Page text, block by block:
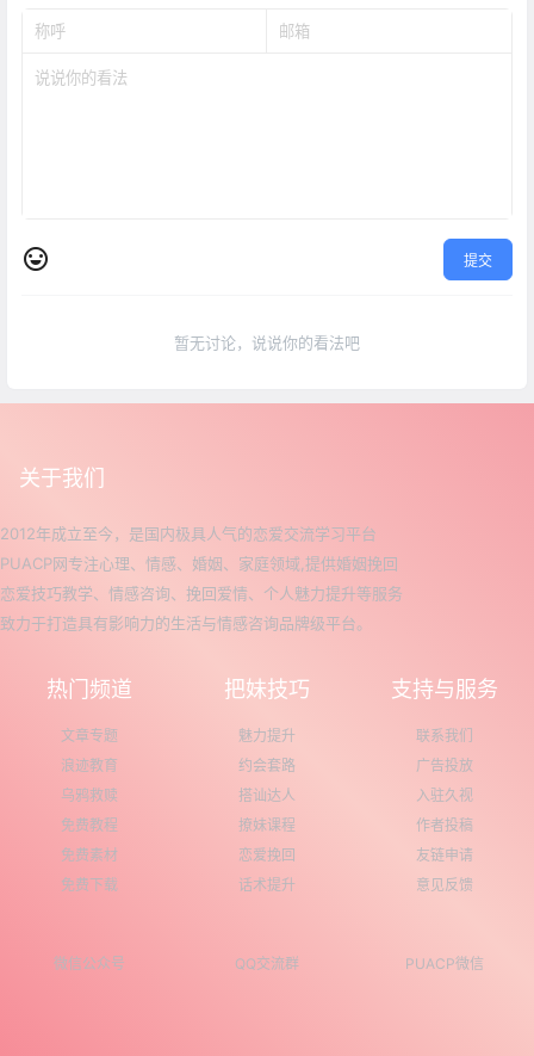
提交
暂无讨论，说说你的看法吧
关于我们
2012年成立至今，是国内极具人气的恋爱交流学习平台
PUACP网专注心理、情感、婚姻、家庭领域,提供婚姻挽回
恋爱技巧教学、情感咨询、挽回爱情、个人魅力提升等服务
致力于打造具有影响力的生活与情感咨询品牌级平台。
热门频道
文章专题
浪迹教育
乌鸦救赎
免费教程
免费素材
免费下载
把妹技巧
魅力提升
约会套路
搭讪达人
撩妹课程
恋爱挽回
话术提升
支持与服务
联系我们
广告投放
入驻久视
作者投稿
友链申请
意见反馈
微信公众号 QQ交流群 PUACP微信